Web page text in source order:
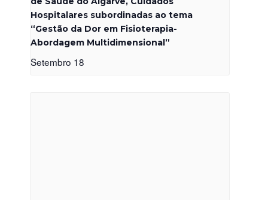
Hospitalares subordinadas ao tema
“Gestão da Dor em Fisioterapia-
Abordagem Multidimensional”
Setembro 18